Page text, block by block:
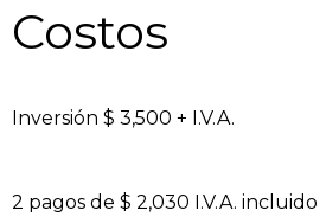
Costos
Inversión $ 3,500 + I.V.A.
2 pagos de $ 2,030 I.V.A. incluido